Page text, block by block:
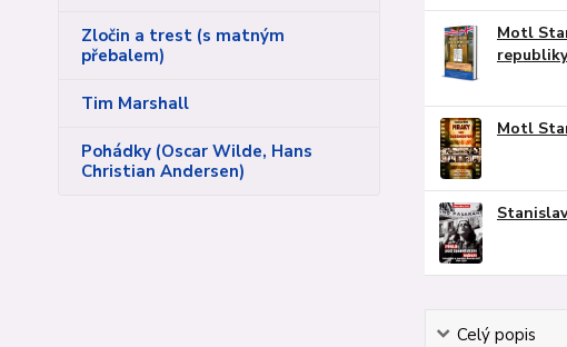
Zločin a trest (s matným
přebalem)
Tim Marshall
Pohádky (Oscar Wilde, Hans
Christian Andersen)
Motl
republiky
Motl
Celý popis